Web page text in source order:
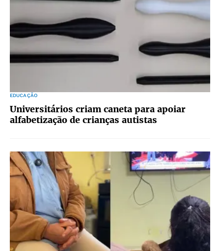
EDUCAÇÃO
Universitários criam caneta para apoiar
alfabetização de crianças autistas